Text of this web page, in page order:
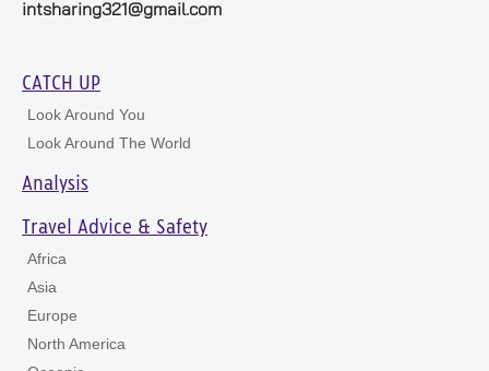
intsharing321@gmail.com
CATCH UP
Look Around You
Look Around The World
Analysis
Travel Advice & Safety
Africa
Asia
Europe
North America